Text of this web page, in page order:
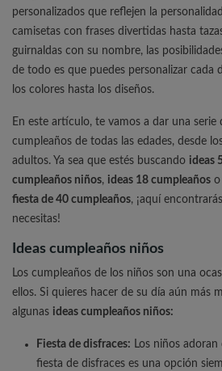
personalizados que reflejen la
camisetas con frases divertidas hasta
guirnaldas con su nombre, las
de todo es que puedes personalizar cada
los colores hasta los diseños.
En este artículo, te vamos a dar una serie
cumpleaños de todas las edades, desde
adultos. Ya sea que estés buscando ideas
cumpleaños niños, ideas 18 cumpleaños o
fiesta de 40 cumpleaños, ¡aquí
necesitas!
Ideas cumpleaños niños
Los cumpleaños de los niños son una
ellos. Si quieres hacer de su día aún más
algunas ideas cumpleaños niños:
Fiesta de disfraces: Los niños adoran
fiesta de disfraces es una opción